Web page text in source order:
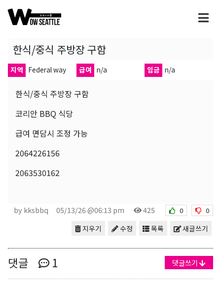
한식/중식 주방장 구함
지역 Federal way 급여 n/a 임금 n/a
한식/중식 주방장 구함
코리안 BBQ 식당
급여 면담시 조정 가능
2064226156
2063530162
by kksbbq 05/13/26 @06:13 pm 425 0 0
새글쓰기
목록
수정
지우기
댓글 1 댓글쓰기